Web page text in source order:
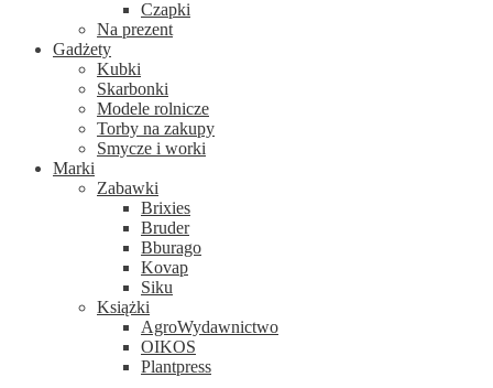
Czapki
Na prezent
Gadżety
Kubki
Skarbonki
Modele rolnicze
Torby na zakupy
Smycze i worki
Marki
Zabawki
Brixies
Bruder
Bburago
Kovap
Siku
Książki
AgroWydawnictwo
OIKOS
Plantpress